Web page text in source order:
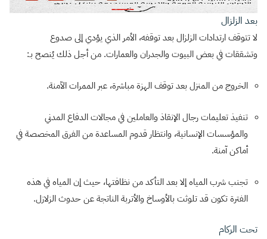
بعد الزلزال
لا تتوقف ارتدادات الزلزال بعد توقفه، الأمر الذي يؤدي إلى صدوع
وتشققات في بعض البيوت والجدران والعمارات. من أجل ذلك يُنصح بـ:
الخروج من المنزل بعد توقف الهزة مباشرة، عبر الممرات الآمنة.
تنفيذ تعليمات رجال الإنقاذ والعاملين في مجالات الدفاع المدني
والمؤسسات الإنسانية، وانتظار قدوم المساعدة من الفرق المخصصة في
أماكن آمنة.
تجنب شرب المياه إلا بعد التأكد من نظافتها، حيث إن المياه في هذه
الفترة تكون قد تلوثت بالأوساخ والأتربة الناتجة عن حدوث الزلازل.
تحت الركام